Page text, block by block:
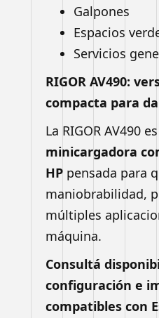
Galpones
Espacios
Servicios
RIGOR AV490:
compacta para
La RIGOR AV490
minicargadora
HPpensada para
maniobrabilidad,
múltiples
máquina.
Consultá
configuración e
compatibles con